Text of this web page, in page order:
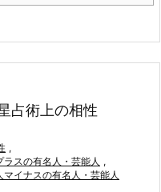
占術上の相性
,
ラスの有名人・芸能人 ,
マイナスの有名人・芸能人